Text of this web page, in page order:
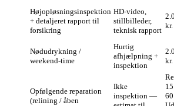
Højopløsningsinspektion
+ detaljeret rapport til
forsikring
HD‑video,
stillbilleder,
teknisk rapport
kr.
Nødudrykning /
weekend‑time
Hurtig
afhjælpning +
inspektion
kr.
Opfølgende reparation
(relining / åben
Ikke
inspektion —